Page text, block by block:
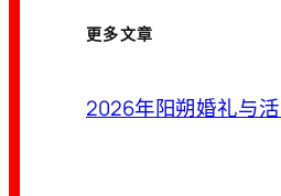
更多文章
2026年阳朔婚礼与